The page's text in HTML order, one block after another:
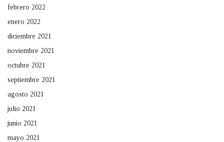
febrero 2022
enero 2022
diciembre 2021
noviembre 2021
octubre 2021
septiembre 2021
agosto 2021
julio 2021
junio 2021
mayo 2021